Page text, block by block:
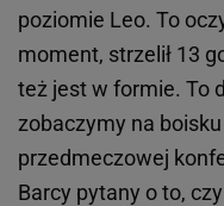
poziomie Leo. To
moment, strzelił 13
też jest w formie. To
zobaczymy na
przedmeczowej
Barcy pytany o to,